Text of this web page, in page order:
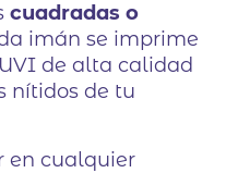
cuadradas o
imán se imprime
de alta calidad
nítidos de tu
en cualquier